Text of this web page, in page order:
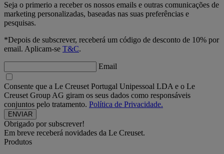
Seja o primerio a receber os nossos emails e outras comunicações de
marketing personalizadas, baseadas nas suas preferências e
pesquisas.
*Depois de subscrever, receberá um código de desconto de 10% por
email. Aplicam-se T&C.
Email
Consente que a Le Creuset Portugal Unipessoal LDA e o Le
Creuset Group AG giram os seus dados como responsáveis
conjuntos pelo tratamento. Política de Privacidade.
Obrigado por subscrever!
Em breve receberá novidades da Le Creuset.
Produtos